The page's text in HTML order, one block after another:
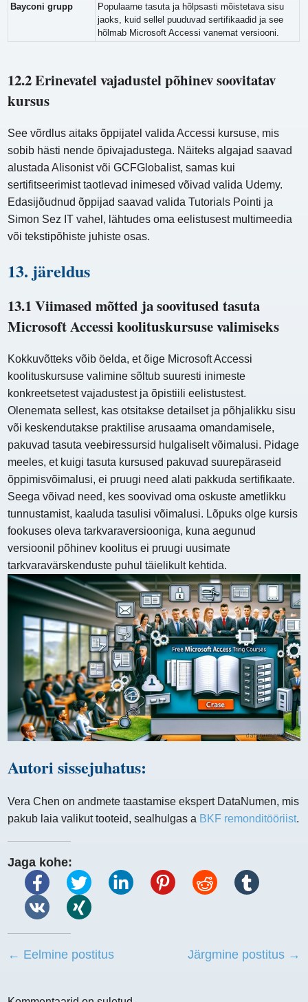
Bayconi grupp
Populaarne tasuta ja hõlpsasti mõistetava sisu
jaoks, kuid sellel puuduvad sertifikaadid ja see
hõlmab Microsoft Accessi vanemat versiooni.
12.2 Erinevatel vajadustel põhinev soovitatav
kursus
See võrdlus aitaks õppijatel valida Accessi kursuse, mis
sobib hästi nende õpivajadustega. Näiteks algajad saavad
alustada Alisonist või GCFGlobalist, samas kui
sertifitseerimist taotlevad inimesed võivad valida Udemy.
Edasijõudnud õppijad saavad valida Tutorials Pointi ja
Simon Sez IT vahel, lähtudes oma eelistusest multimeedia
või tekstipõhiste juhiste osas.
13. järeldus
13.1 Viimased mõtted ja soovitused tasuta
Microsoft Accessi koolituskursuse valimiseks
Kokkuvõtteks võib öelda, et õige Microsoft Accessi
koolituskursuse valimine sõltub suuresti inimeste
konkreetsetest vajadustest ja õpistiili eelistustest.
Olenemata sellest, kas otsitakse detailset ja põhjalikku sisu
või keskendutakse praktilise arusaama omandamisele,
pakuvad tasuta veebiressursid hulgaliselt võimalusi. Pidage
meeles, et kuigi tasuta kursused pakuvad suurepäraseid
õppimisvõimalusi, ei pruugi need alati pakkuda sertifikaate.
Seega võivad need, kes soovivad oma oskuste ametlikku
tunnustamist, kaaluda tasulisi võimalusi. Lõpuks olge kursis
fookuses oleva tarkvaraversiooniga, kuna aegunud
versioonil põhinev koolitus ei pruugi uusimate
tarkvaravärskenduste puhul täielikult kehtida.
Autori sissejuhatus:
Vera Chen on andmete taastamise ekspert DataNumen, mis
pakub laia valikut tooteid, sealhulgas a BKF remonditööriist.
Jaga kohe:
← Eelmine postitus Järgmine postitus →